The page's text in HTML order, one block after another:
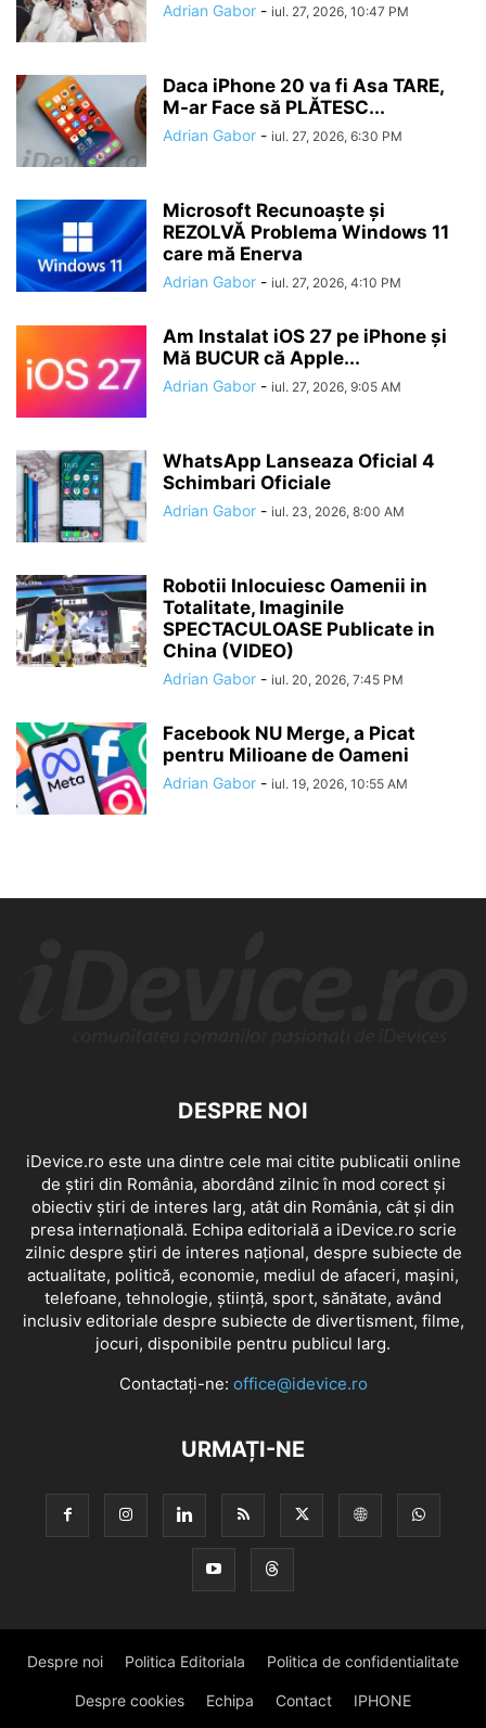
Adrian Gabor - iul. 27, 2026, 10:47 PM
Daca iPhone 20 va fi Asa TARE,
M-ar Face să PLĂTESC...
Adrian Gabor - iul. 27, 2026, 6:30 PM
Microsoft Recunoaște și
REZOLVĂ Problema Windows 11
care mă Enerva
Adrian Gabor - iul. 27, 2026, 4:10 PM
Am Instalat iOS 27 pe iPhone și
Mă BUCUR că Apple...
Adrian Gabor - iul. 27, 2026, 9:05 AM
WhatsApp Lanseaza Oficial 4
Schimbari Oficiale
Adrian Gabor - iul. 23, 2026, 8:00 AM
Robotii Inlocuiesc Oamenii in
Totalitate, Imaginile
SPECTACULOASE Publicate in
China (VIDEO)
Adrian Gabor - iul. 20, 2026, 7:45 PM
Facebook NU Merge, a Picat
pentru Milioane de Oameni
Adrian Gabor - iul. 19, 2026, 10:55 AM
DESPRE NOI
iDevice.ro este una dintre cele mai citite publicatii online
de știri din România, abordând zilnic în mod corect și
obiectiv știri de interes larg, atât din România, cât și din
presa internațională. Echipa editorială a iDevice.ro scrie
zilnic despre știri de interes național, despre subiecte de
actualitate, politică, economie, mediul de afaceri, mașini,
telefoane, tehnologie, știință, sport, sănătate, având
inclusiv editoriale despre subiecte de divertisment, filme,
jocuri, disponibile pentru publicul larg.
Contactați-ne: office@idevice.ro
URMAȚI-NE
Despre noi Politica Editoriala Politica de confidentialitate
Despre cookies Echipa Contact IPHONE